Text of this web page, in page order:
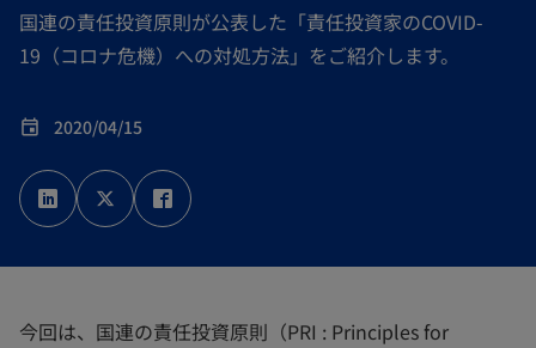
国連の責任投資原則が公表した「責任投資家のCOVID-
19（コロナ危機）への対処方法」をご紹介します。
event 2020/04/15
新
し
い
タ
新
し
い
タ
し
い
今回は、国連の責任投資原則（PRI : Principles for